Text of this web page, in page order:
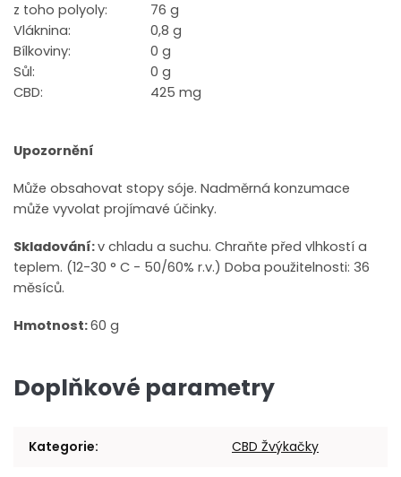
z toho polyoly:
76 g
Vláknina:
0,8 g
Bílkoviny:
0 g
Sůl:
0 g
CBD:
425 mg
Upozornění
Může obsahovat stopy sóje. Nadměrná konzumace
může vyvolat projímavé účinky.
Skladování:v chladu a suchu. Chraňte před vlhkostí a
teplem. (12-30 ° C - 50/60% r.v.) Doba použitelnosti: 36
měsíců.
Hmotnost:60 g
Doplňkové parametry
Kategorie: CBD Žvýkačky